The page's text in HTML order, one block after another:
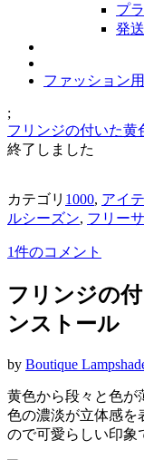
プ
発
ファッション
;
フリンジの付いた黄
終了しました
カテゴリ 1000, アイ
ルシーズン, フリー
1件のコメント
フリンジの
ンストール
by Boutique
黄色から段々と色が
色の濃淡が立体感を
ので可愛らしい印象